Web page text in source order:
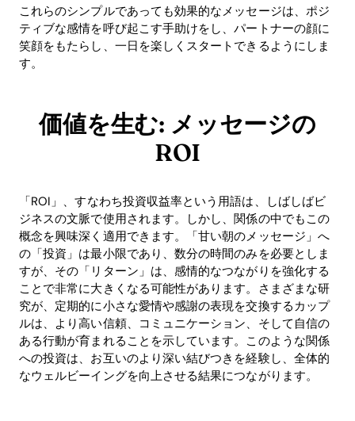
Home
Blog
Download
これらのシンプルであっても効果的なメッセージは、ポジ
ティブな感情を呼び起こす手助けをし、パートナーの顔に
笑顔をもたらし、一日を楽しくスタートできるようにしま
す。
価値を生む: メッセージの
ROI
「ROI」、すなわち投資収益率という用語は、しばしばビ
ジネスの文脈で使用されます。しかし、関係の中でもこの
概念を興味深く適用できます。「甘い朝のメッセージ」へ
の「投資」は最小限であり、数分の時間のみを必要としま
すが、その「リターン」は、感情的なつながりを強化する
ことで非常に大きくなる可能性があります。さまざまな研
究が、定期的に小さな愛情や感謝の表現を交換するカップ
ルは、より高い信頼、コミュニケーション、そして自信の
ある行動が育まれることを示しています。このような関係
への投資は、お互いのより深い結びつきを経験し、全体的
なウェルビーイングを向上させる結果につながります。